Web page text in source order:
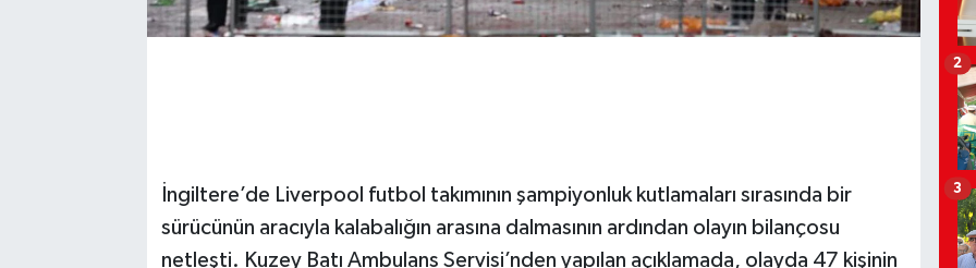
İngiltere’de Liverpool futbol takımının şampiyonluk kutlamaları sırasında bir
sürücünün aracıyla kalabalığın arasına dalmasının ardından olayın bilançosu
netleşti. Kuzey Batı Ambulans Servisi’nden yapılan açıklamada, olayda 47 kişinin
2
3